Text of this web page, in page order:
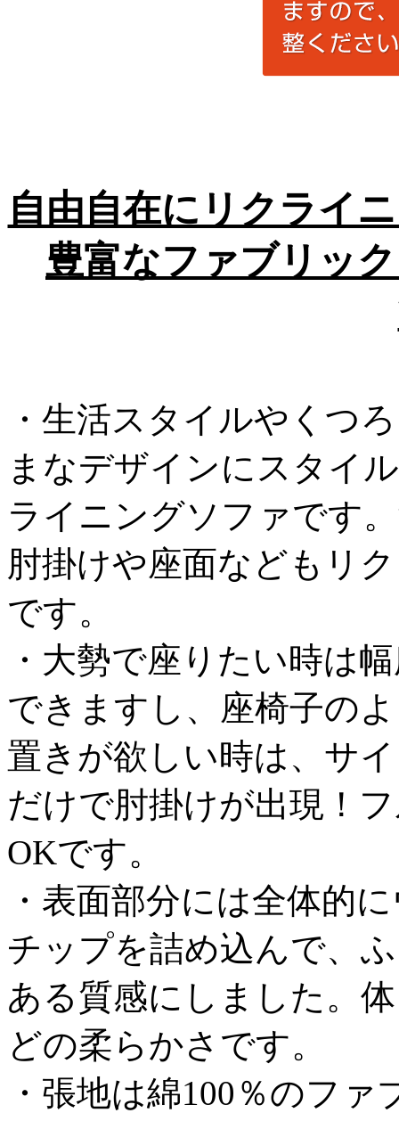
自由自在にリクライ
豊富なファブリッ
・生活スタイルやくつ
まなデザインにスタイ
ライニングソファです
肘掛けや座面などもリ
です。
・大勢で座りたい時は
できますし、座椅子の
置きが欲しい時は、サ
だけで肘掛けが出現！
OKです。
・表面部分には全体的
チップを詰め込んで、
ある質感にしました。
どの柔らかさです。
・張地は綿100％のフ